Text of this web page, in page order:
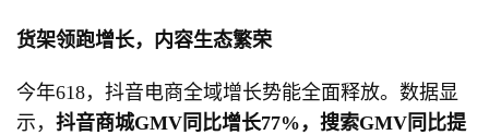
货架领跑增长，内容生态繁荣
今年618，抖音电商全域增长势能全面释放。数据显
示， 抖音商城GMV同比增长77%，搜索GMV同比提